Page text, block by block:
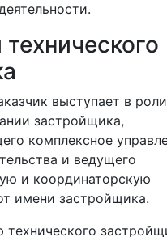
выступает в
застройщика,
комплексное
и ведущего
и координаторскую
имени застройщика.